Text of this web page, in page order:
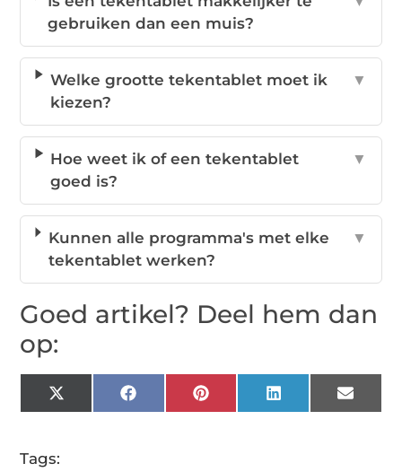
gebruiken dan een muis?
Welke grootte tekentablet moet ik
kiezen?
▼
Hoe weet ik of een tekentablet
goed is?
▼
Kunnen alle programma's met elke
tekentablet werken?
▼
Goed artikel? Deel hem dan
op:
X
(Twitter)
FacebookPinterestLinkedIn Email
Tags: